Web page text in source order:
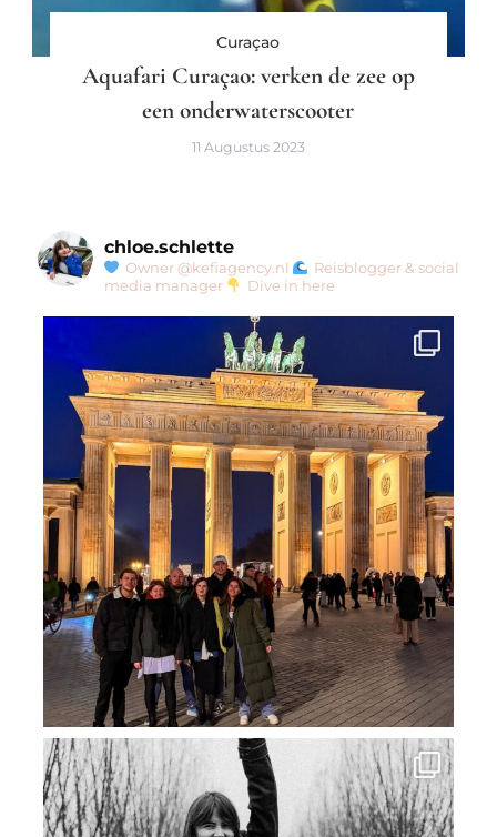
Curaçao
Aquafari Curaçao: verken de zee op
een onderwaterscooter
11 Augustus 2023
chloe.schlette
Owner @kefiagency.nl
Reisblogger & social
media manager
Dive in here